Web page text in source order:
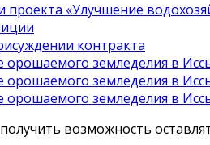
проекта «Улучшение
контракта
орошаемого земледелия в
орошаемого земледелия в
орошаемого земледелия в
возможность